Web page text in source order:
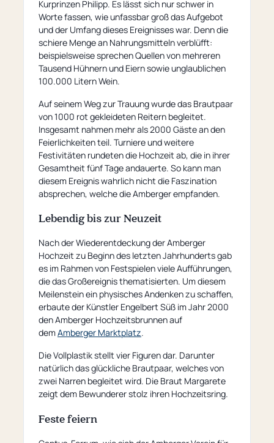
Kurprinzen Philipp. Es lässt sich nur schwer in
Worte fassen, wie unfassbar groß das Aufgebot
und der Umfang dieses Ereignisses war. Denn die
schiere Menge an Nahrungsmitteln verblüfft:
beispielsweise sprechen Quellen von mehreren
Tausend Hühnern und Eiern sowie unglaublichen
100.000 Litern Wein.
Auf seinem Weg zur Trauung wurde das Brautpaar
von 1000 rot gekleideten Reitern begleitet.
Insgesamt nahmen mehr als 2000 Gäste an den
Feierlichkeiten teil. Turniere und weitere
Festivitäten rundeten die Hochzeit ab, die in ihrer
Gesamtheit fünf Tage andauerte. So kann man
diesem Ereignis wahrlich nicht die Faszination
absprechen, welche die Amberger empfanden.
Lebendig bis zur Neuzeit
Nach der Wiederentdeckung der Amberger
Hochzeit zu Beginn des letzten Jahrhunderts gab
es im Rahmen von Festspielen viele Aufführungen,
die das Großereignis thematisierten. Um diesem
Meilenstein ein physisches Andenken zu schaffen,
erbaute der Künstler Engelbert Süß im Jahr 2000
den Amberger Hochzeitsbrunnen auf
demAmberger Marktplatz.
Die Vollplastik stellt vier Figuren dar. Darunter
natürlich das glückliche Brautpaar, welches von
zwei Narren begleitet wird. Die Braut Margarete
zeigt dem Bewunderer stolz ihren Hochzeitsring.
Feste feiern